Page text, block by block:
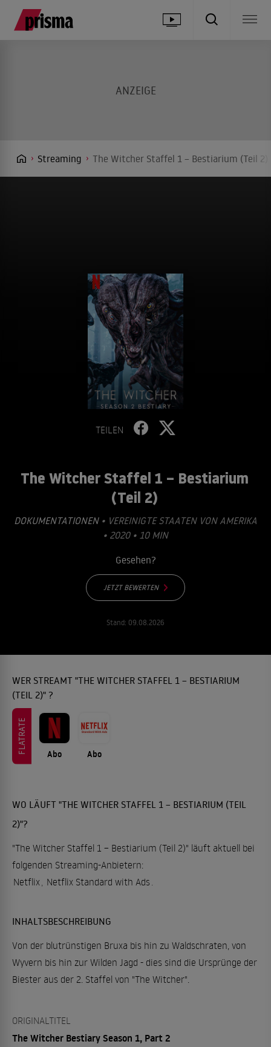
Streaming The Witcher Staffel 1 – Bestiarium (Teil
TEILEN
The Witcher Staffel 1 – Bestiarium
(Teil 2)
DOKUMENTATIONEN• VEREINIGTE STAATEN VON AMERIKA
• 2020 • 10 MIN
Gesehen?
JETZT BEWERTEN
Stand: 09.08.2026
WER STREAMT "THE WITCHER STAFFEL 1 – BESTIARIUM
(TEIL 2)" ?
FLATRATE Abo Abo
WO LÄUFT "THE WITCHER STAFFEL 1 – BESTIARIUM (TEIL
2)"?
"The Witcher Staffel 1 – Bestiarium (Teil 2)" läuft aktuell bei
folgenden Streaming-Anbietern:
Netflix Netflix Standard with Ads
INHALTSBESCHREIBUNG
Von der blutrünstigen Bruxa bis hin zu Waldschraten, von
Wyvern bis hin zur Wilden Jagd - dies sind die Ursprünge der
Biester aus der 2. Staffel von "The Witcher".
ORIGINALTITEL
The Witcher Bestiary Season 1, Part 2